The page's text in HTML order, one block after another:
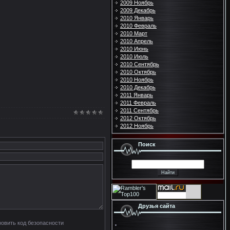
2009 Ноябрь
2009 Декабрь
2010 Январь
2010 Февраль
2010 Март
2010 Апрель
2010 Июнь
2010 Июль
2010 Сентябрь
2010 Октябрь
2010 Ноябрь
2010 Декабрь
2011 Январь
2011 Февраль
2011 Сентябрь
2012 Октябрь
2012 Ноябрь
Поиск
Друзья сайта